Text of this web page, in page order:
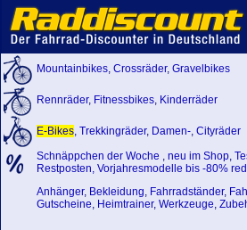
Mountainbikes, Crossräder, Gravelbikes
Rennräder, Fitnessbikes, Kinderräder
E-Bikes, Trekkingräder, Damen-, Cityräder
Schnäppchen der Woche , neu im Shop,
Restposten, Vorjahresmodelle bis -80%
Anhänger, Bekleidung, Fahrradständer,
Gutscheine, Heimtrainer, Werkzeuge,